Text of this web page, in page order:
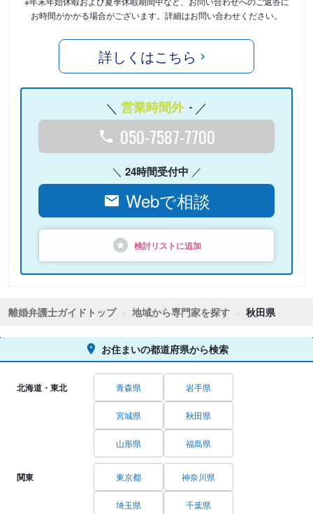
お時間がかかる場合がございます。詳細はお問い合わせください。
詳しくはこちら
営業時間外 -
050-7587-7700
24時間受付中
Webで相談
検討リストに追加
離婚弁護士ガイドトップ 地域から専門家を探す 秋田県
お住まいの都道府県から検索
北海道・東北 青森県 岩手県
宮城県 秋田県
山形県 福島県
関東 東京都 神奈川県
埼玉県 千葉県